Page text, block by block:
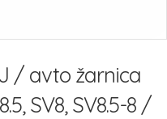
/ avto žarnica
SV8, SV8.5-8 /